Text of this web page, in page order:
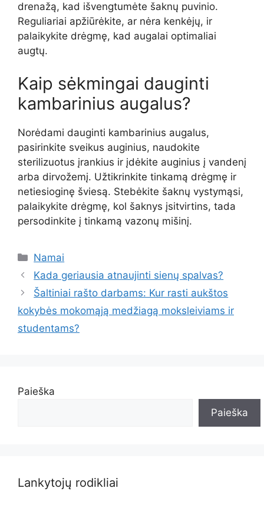
drenažą, kad išvengtumėte šaknų puvinio.
Reguliariai apžiūrėkite, ar nėra kenkėjų, ir
palaikykite drėgmę, kad augalai optimaliai
augtų.
Kaip sėkmingai dauginti
kambarinius augalus?
Norėdami dauginti kambarinius augalus,
pasirinkite sveikus auginius, naudokite
sterilizuotus įrankius ir įdėkite auginius į vandenį
arba dirvožemį. Užtikrinkite tinkamą drėgmę ir
netiesioginę šviesą. Stebėkite šaknų vystymąsi,
palaikykite drėgmę, kol šaknys įsitvirtins, tada
persodinkite į tinkamą vazonų mišinį.
Kategorijos
Namai
Kada geriausia atnaujinti sienų spalvas?
Šaltiniai rašto darbams: Kur rasti aukštos
kokybės mokomąją medžiagą moksleiviams ir
studentams?
Paieška
Paieška
Lankytojų rodikliai